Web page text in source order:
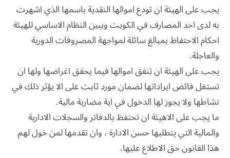
يجب على الهيئة ان تودع اموالها النقدية باسمها الذي اشهرت
به لدى احد المصارف في الكويت ويبين النظام الاساسي للهيئة
احكام الاحتفاظ بمبالغ سائلة لمواجهة المصروفات الدورية
والعاجلة.
يجب على الهيئة ان تنفق اموالها فيما يحقق اغراضها ولها ان
تستغل فائض ايراداتها لضمان مورد ثابت على الا يؤثر ذلك في
نشاطها ولا يجوز لها الدخول في اية مضاربة مالية.
ما يجب على الاهيئة ان تحتفظ بالدفاتر والسجلات الادارية
والمالية التي يتطلبها حسن الادارة ، وان تقدمها لمن خول لهم
هذا القانون حق الاطلاع عليها.